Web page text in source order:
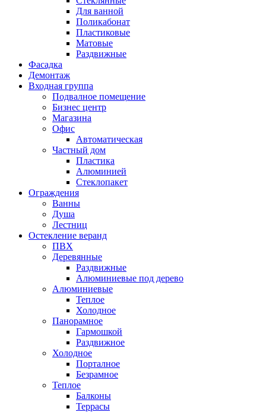
Для ванной
Поликабонат
Пластиковые
Матовые
Раздвижные
Фасадка
Демонтаж
Входная группа
Подвалное помещение
Бизнес центр
Магазина
Офис
Автоматическая
Частный дом
Пластика
Алюминией
Стеклопакет
Ограждения
Ванны
Душа
Лестниц
Остекление веранд
ПВХ
Деревянные
Раздвижные
Алюминиевые под дерево
Алюминиевые
Теплое
Холодное
Панорамное
Гармошкой
Раздвижное
Холодное
Порталное
Безрамное
Теплое
Балконы
Террасы